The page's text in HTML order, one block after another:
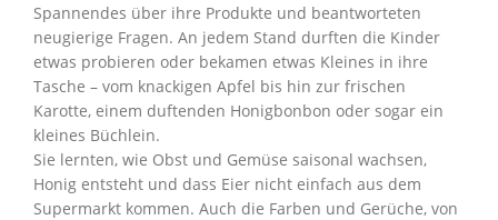
Spannendes über ihre Produkte und beantworteten
neugierige Fragen. An jedem Stand durften die Kinder
etwas probieren oder bekamen etwas Kleines in ihre
Tasche – vom knackigen Apfel bis hin zur frischen
Karotte, einem duftenden Honigbonbon oder sogar ein
kleines Büchlein.
Sie lernten, wie Obst und Gemüse saisonal wachsen,
Honig entsteht und dass Eier nicht einfach aus dem
Supermarkt kommen. Auch die Farben und Gerüche, von